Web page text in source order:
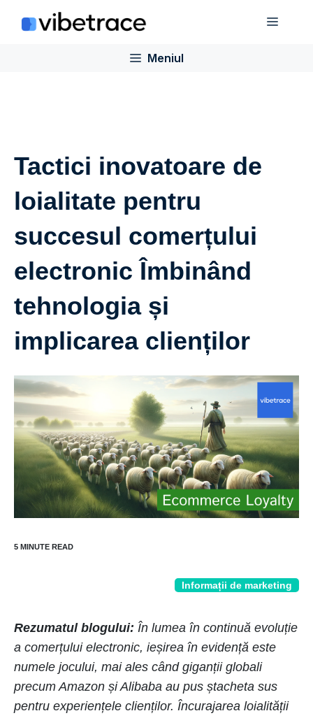
Meniul
Tactici inovatoare de
loialitate pentru
succesul comerțului
electronic Îmbinând
tehnologia și
implicarea clienților
Informații de marketing
Rezumatul blogului: În lumea în continuă evoluție
a comerțului electronic, ieșirea în evidență este
numele jocului, mai ales când giganții globali
precum Amazon și Alibaba au pus ștacheta sus
pentru experiențele clienților. Încurajarea loialității